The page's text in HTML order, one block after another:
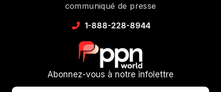
communiqué de presse
1-888-228-8944
Abonnez-vous à notre infolettre